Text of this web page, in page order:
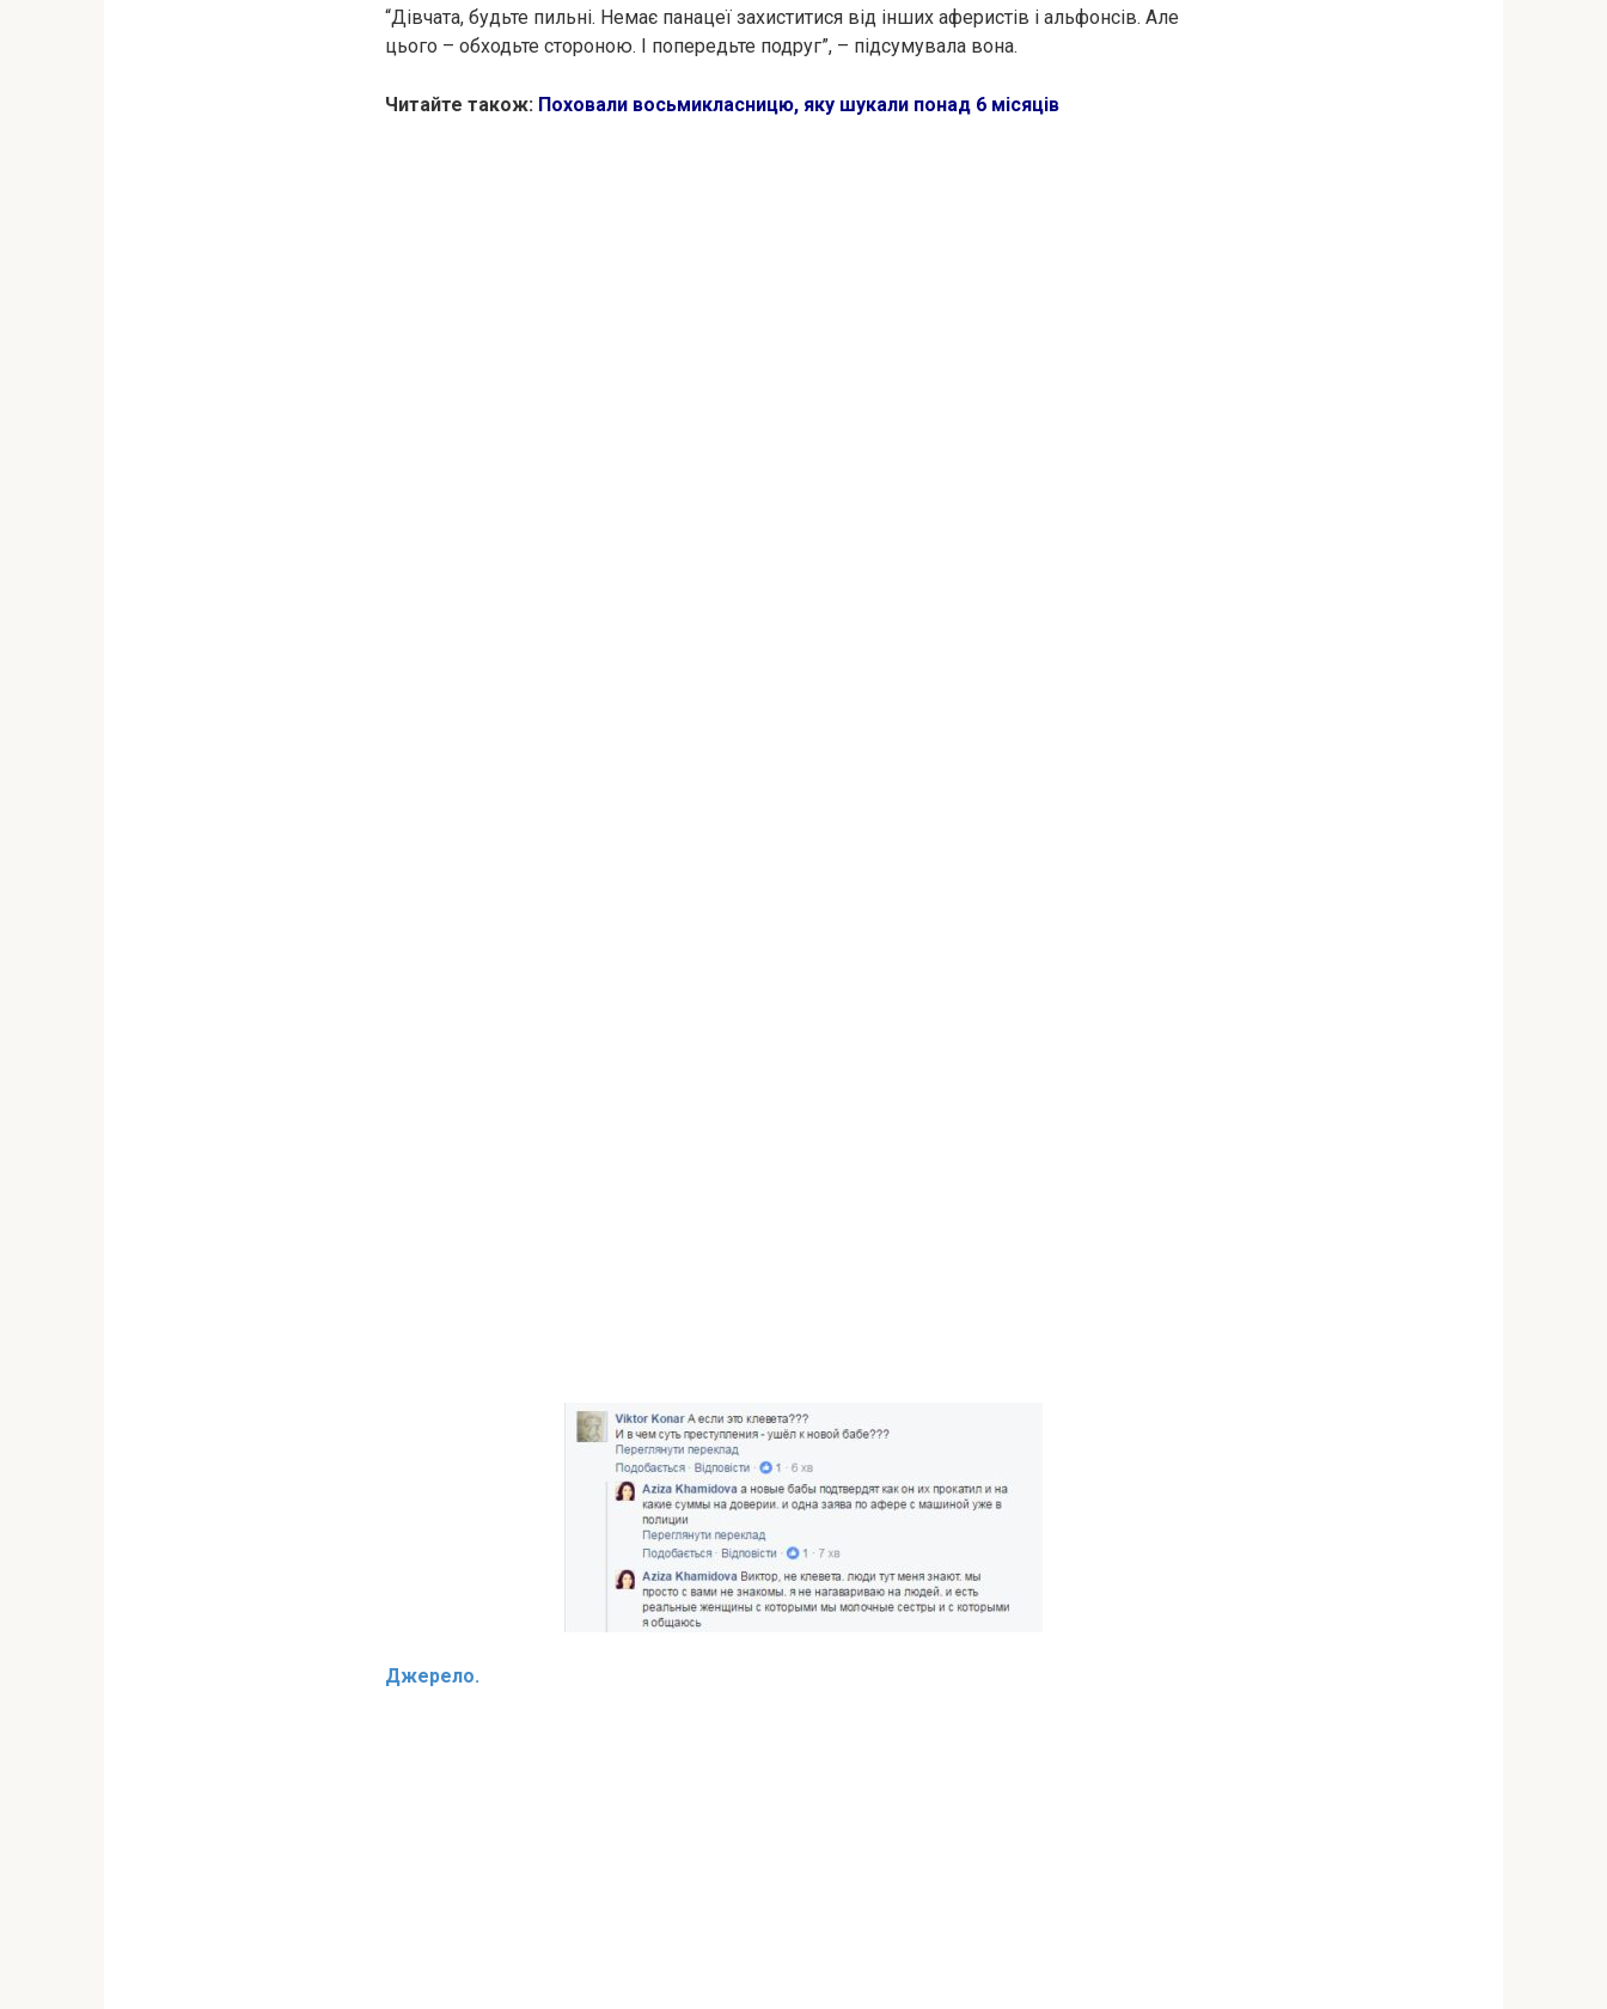
“Дівчата, будьте пильні. Немає панацеї захиститися від інших аферистів і альфонсів. Але
цього – обходьте стороною. І попередьте подруг”, – підсумувала вона.
Читайте також: Поховали восьмикласницю, яку шукали понад 6 місяців
Джерело.